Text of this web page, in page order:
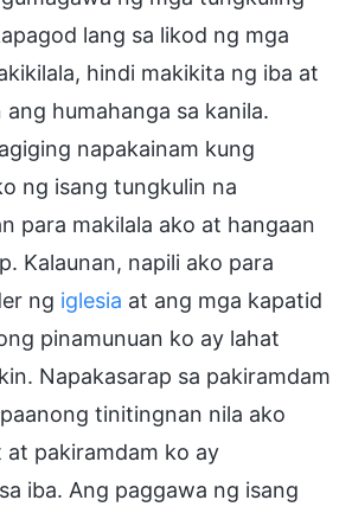
lang sa likod ng mga
hindi makikita ng iba at
humahanga sa kanila.
napakainam kung
ng isang tungkulin na
para makilala ako at hangaan
Kalaunan, napili ako para
ng iglesia at ang mga kapatid
pinamunuan ko ay lahat
Napakasarap sa pakiramdam
tinitingnan nila ako
at pakiramdam ko ay
iba. Ang paggawa ng isang